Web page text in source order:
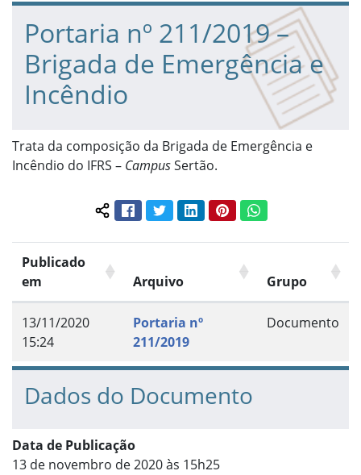
Fim da navegação
Início do conteúdo
Portaria nº 211/2019 –
Brigada de Emergência e
Incêndio
Trata da composição da Brigada de Emergência e
Incêndio do IFRS – CampusSertão.
Compartilhar conteúdo:
FacebookTwitterLinkedInPinterestWhatsApp
Publicado
em
Arquivo Grupo
13/11/2020
15:24
Portaria nº
211/2019
Documento
Dados do Documento
Data de Publicação
13 de novembro de 2020 às 15h25